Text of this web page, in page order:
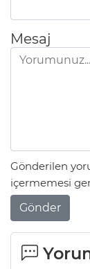
Mesaj
Gönderilen
içermemesi
Gönder